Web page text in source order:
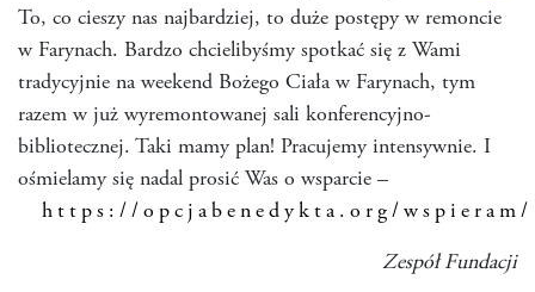
To, co cieszy nas najbardziej, to duże postępy w remoncie
w Farynach. Bardzo chcielibyśmy spotkać się z Wami
tradycyjnie na weekend Bożego Ciała w Farynach, tym
razem w już wyremontowanej sali konferencyjno-
bibliotecznej. Taki mamy plan! Pracujemy intensywnie. I
ośmielamy się nadal prosić Was o wsparcie –
https://opcjabenedykta.org/wspieram/
Zespół Fundacji